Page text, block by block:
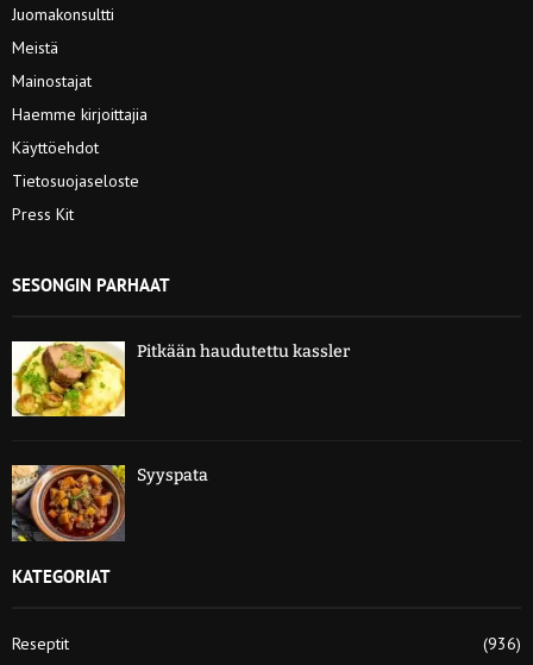
Juomakonsultti
Meistä
Mainostajat
Haemme kirjoittajia
Käyttöehdot
Tietosuojaseloste
Press Kit
SESONGIN PARHAAT
Pitkään haudutettu kassler
Syyspata
KATEGORIAT
Reseptit
(936)